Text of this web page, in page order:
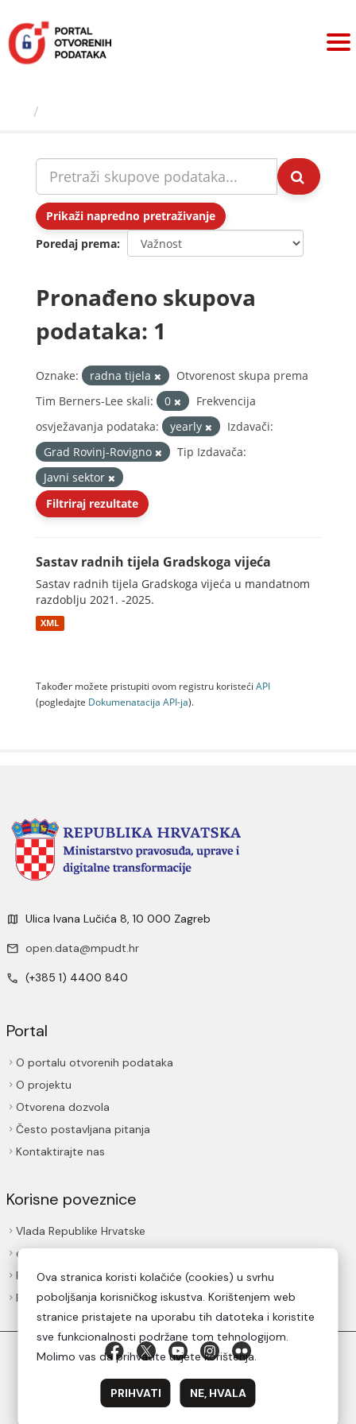
sadržaj
Prikaži napredno pretraživanje
Poredaj prema
Pronađeno skupova
podataka: 1
Oznake: radna tijela
Otvorenost skupa prema
Tim Berners-Lee skali:
0
Frekvencija
osvježavanja podataka:
yearly
Izdavači:
Grad Rovinj-Rovigno
Tip Izdavača:
Javni sektor
Filtriraj rezultate
Sastav radnih tijela Gradskoga vijeća
Sastav radnih tijela Gradskoga vijeća u mandatnom
razdoblju 2021. -2025.
XML
Također možete pristupiti ovom registru koristeći API
(pogledajte Dokumenаtаcijа API-jа).